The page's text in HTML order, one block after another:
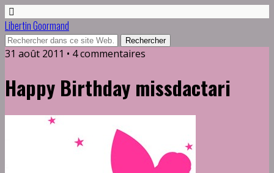
Libertin Goormand
31 août 2011 • 4 commentaires
Happy Birthday missdactari